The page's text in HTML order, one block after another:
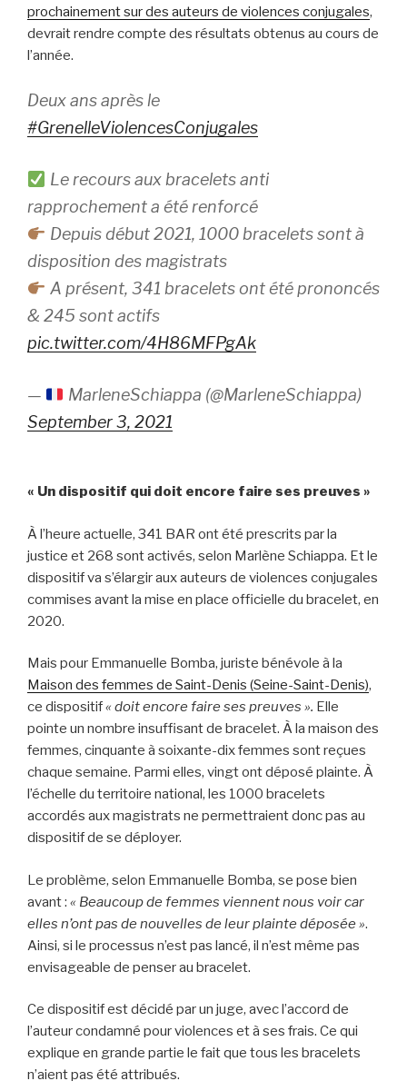
prochainement sur des auteurs de violences conjugales,
devrait rendre compte des résultats obtenus au cours de
l’année.
Deux ans après le
#GrenelleViolencesConjugales
Le recours aux bracelets anti
rapprochement a été renforcé
Depuis début 2021, 1000 bracelets sont à
disposition des magistrats
A présent, 341 bracelets ont été prononcés
& 245 sont actifs
pic.twitter.com/4H86MFPgAk
—
MarleneSchiappa (@MarleneSchiappa)
September 3, 2021
« Un dispositif qui doit encore faire ses preuves »
À l’heure actuelle, 341 BAR ont été prescrits par la
justice et 268 sont activés, selon Marlène Schiappa. Et le
dispositif va s’élargir aux auteurs de violences conjugales
commises avant la mise en place officielle du bracelet, en
2020.
Mais pour Emmanuelle Bomba, juriste bénévole à la
Maison des femmes de Saint-Denis (Seine-Saint-Denis),
ce dispositif« doit encore faire ses preuves ». Elle
pointe un nombre insuffisant de bracelet. À la maison des
femmes, cinquante à soixante-dix femmes sont reçues
chaque semaine. Parmi elles, vingt ont déposé plainte. À
l’échelle du territoire national, les 1000 bracelets
accordés aux magistrats ne permettraient donc pas au
dispositif de se déployer.
Le problème, selon Emmanuelle Bomba, se pose bien
avant : « Beaucoup de femmes viennent nous voir car
elles n’ont pas de nouvelles de leur plainte déposée ».
Ainsi, si le processus n’est pas lancé, il n’est même pas
envisageable de penser au bracelet.
Ce dispositif est décidé par un juge, avec l’accord de
l’auteur condamné pour violences et à ses frais. Ce qui
explique en grande partie le fait que tous les bracelets
n’aient pas été attribués.